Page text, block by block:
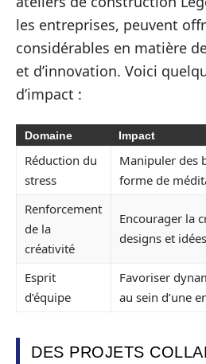
les entreprises, peuvent
considérables en matière
et d’innovation. Voici
d’impact :
Domaine Impact
Réduction du
stress
Manipuler des
forme de
Renforcement
de la
créativité
Encourager la
designs et
Esprit
d’équipe
Favoriser
au sein d’une
DES PROJETS